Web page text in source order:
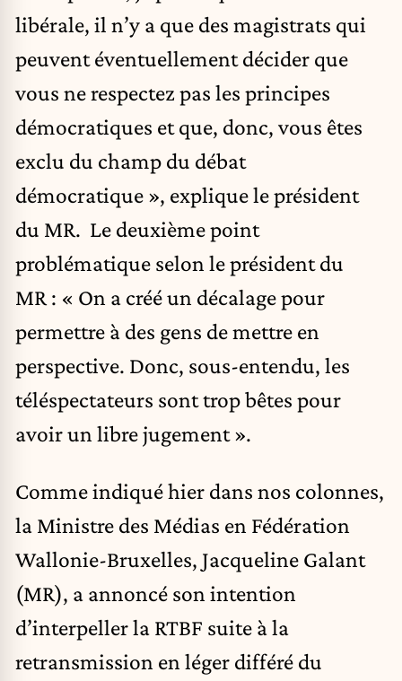
libérale, il n’y a que des magistrats qui
peuvent éventuellement décider que
vous ne respectez pas les principes
démocratiques et que, donc, vous êtes
exclu du champ du débat
démocratique », explique le président
du MR. Le deuxième point
problématique selon le président du
MR : « On a créé un décalage pour
permettre à des gens de mettre en
perspective. Donc, sous-entendu, les
téléspectateurs sont trop bêtes pour
avoir un libre jugement ».
Comme indiqué hier dans nos colonnes,
la Ministre des Médias en Fédération
Wallonie-Bruxelles, Jacqueline Galant
(MR), a annoncé son intention
d’interpeller la RTBF suite à la
retransmission en léger différé du